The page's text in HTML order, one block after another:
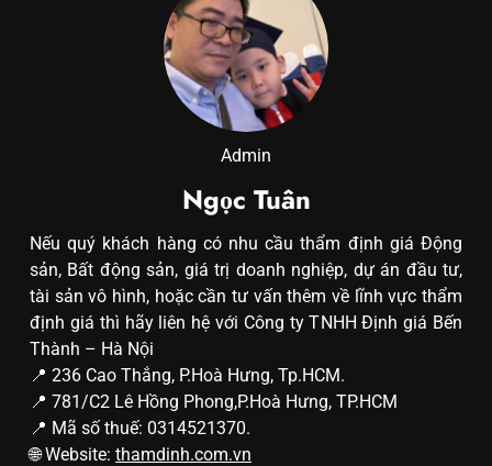
Admin
Ngọc Tuân
Nếu quý khách hàng có nhu cầu thẩm định giá Động
sản, Bất động sản, giá trị doanh nghiệp, dự án đầu tư,
tài sản vô hình, hoặc cần tư vấn thêm về lĩnh vực thẩm
định giá thì hãy liên hệ với Công ty TNHH Định giá Bến
Thành – Hà Nội
📍 236 Cao Thắng, P.Hoà Hưng, Tp.HCM.
📍 781/C2 Lê Hồng Phong,P.Hoà Hưng, TP.HCM
📍 Mã số thuế: 0314521370.
🌐 Website: thamdinh.com.vn